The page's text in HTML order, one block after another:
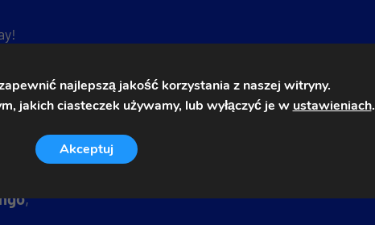
,
najlepszą jakość korzystania z naszej witryny.
jakich ciasteczek używamy, lub wyłączyć je w ustawieniach.
Akceptuj